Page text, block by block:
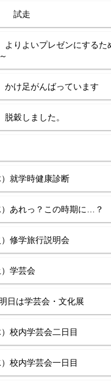
試走
よりよいプレゼンにする
かけ足がんばっています
穀しました。
就学時健康診断
あれっ？この時期に…？
修学旅行説明会
学芸会
日は学芸会・文化展
校内学芸会二日目
校内学芸会一日目